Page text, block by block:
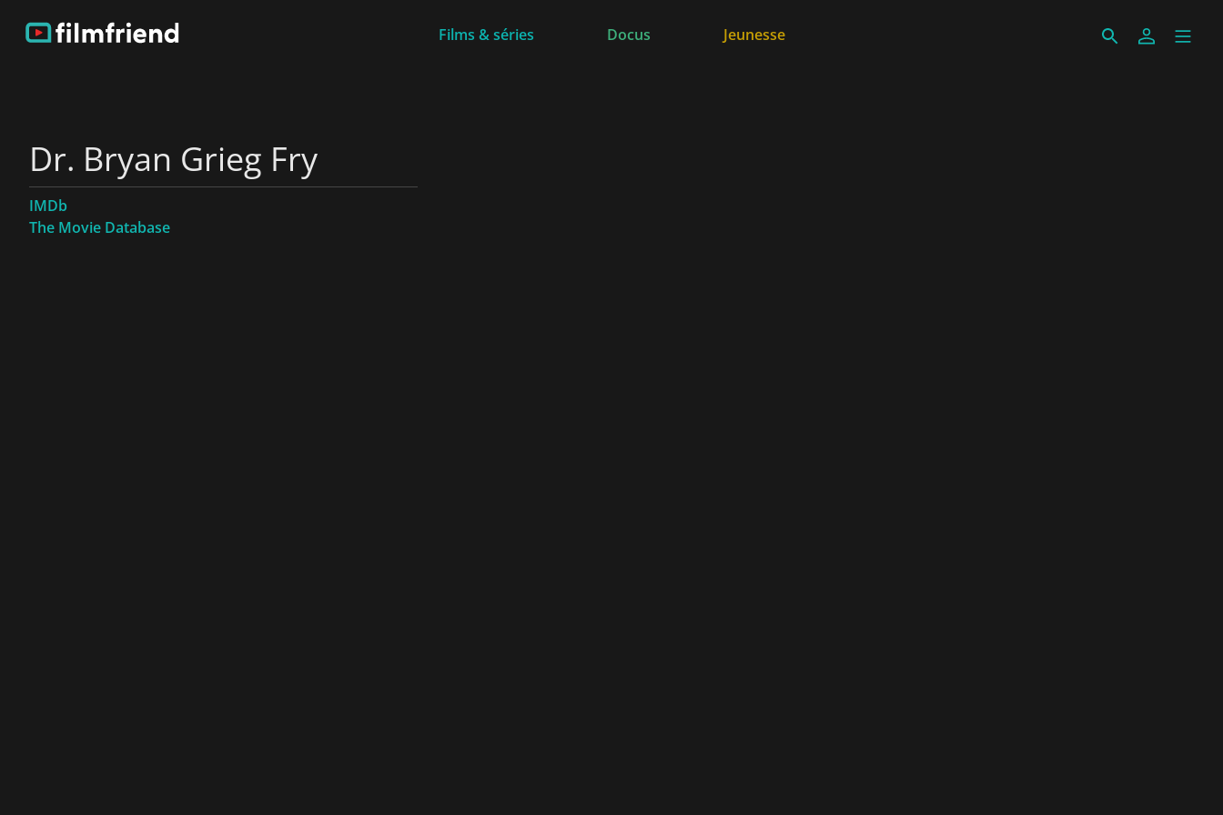
Films & séries Docus Jeunesse
Dr. Bryan Grieg Fry
IMDb
The Movie Database